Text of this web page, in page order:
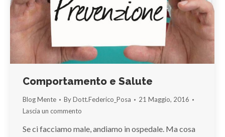
Comportamento e Salute
Blog Mente ByDott.Federico_Posa
21 Maggio, 2016
Lascia un commento
Se ci facciamo male, andiamo in ospedale. Ma cosa